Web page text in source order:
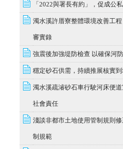
「2022與署長有約」，促成公
濁水溪許厝寮整體環境改善工
審實錄
強震後加強堤防檢查 以確保河
穩定砂石供需，持續推展核實到
濁水溪疏濬砂石車行駛河床便
社會責任
淺談非都市土地使用管制規則
制規範